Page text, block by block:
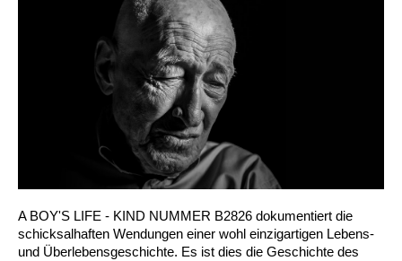
A BOY'S LIFE - KIND NUMMER B2826 dokumentiert die
schicksalhaften Wendungen einer wohl einzigartigen Lebens-
und Überlebensgeschichte. Es ist dies die Geschichte des